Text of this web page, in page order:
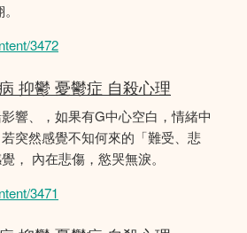
3472
抑鬱 憂鬱症 自殺心理
響、，如果有G中心空白，情緒中
突然感覺不知何來的「難受、悲
， 內在悲傷，慾哭無淚。
3471